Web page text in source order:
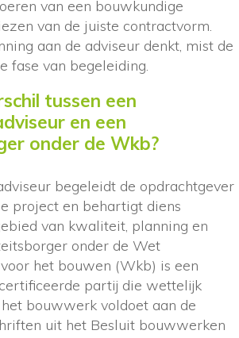
van een bouwkundige
van de juiste contractvorm.
aan de adviseur denkt, mist de
fase van begeleiding.
tussen een
en een
onder de Wkb?
begeleidt de opdrachtgever
project en behartigt diens
van kwaliteit, planning en
onder de Wet
het bouwen (Wkb) is een
partij die wettelijk
bouwwerk voldoet aan de
uit het Besluit bouwwerken